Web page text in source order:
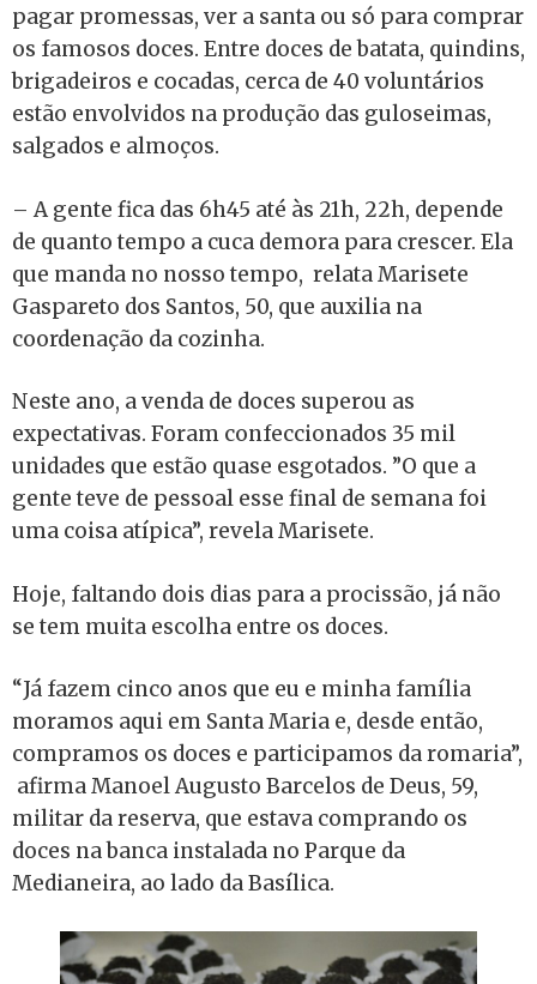
pagar promessas, ver a santa ou só para comprar
os famosos doces. Entre doces de batata, quindins,
brigadeiros e cocadas, cerca de 40 voluntários
estão envolvidos na produção das guloseimas,
salgados e almoços.
– A gente fica das 6h45 até às 21h, 22h, depende
de quanto tempo a cuca demora para crescer. Ela
que manda no nosso tempo, relata Marisete
Gaspareto dos Santos, 50, que auxilia na
coordenação da cozinha.
Neste ano, a venda de doces superou as
expectativas. Foram confeccionados 35 mil
unidades que estão quase esgotados. ”O que a
gente teve de pessoal esse final de semana foi
uma coisa atípica”, revela Marisete.
Hoje, faltando dois dias para a procissão, já não
se tem muita escolha entre os doces.
“Já fazem cinco anos que eu e minha família
moramos aqui em Santa Maria e, desde então,
compramos os doces e participamos da romaria”,
afirma Manoel Augusto Barcelos de Deus, 59,
militar da reserva, que estava comprando os
doces na banca instalada no Parque da
Medianeira, ao lado da Basílica.